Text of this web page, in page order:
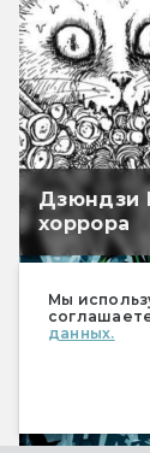
Мы
данных.
Дзюндзи
хоррора